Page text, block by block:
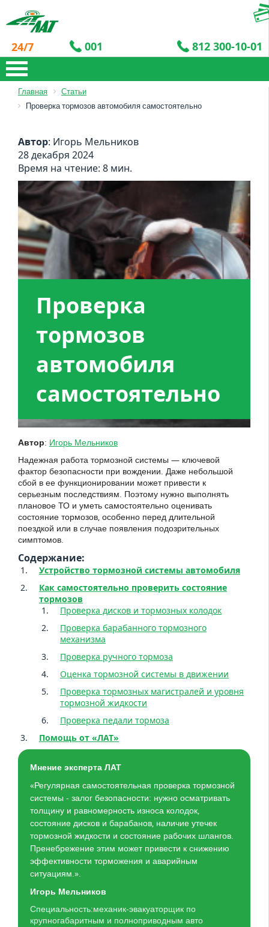
24/7 001
812 300-10-01
Главная
Статьи
Проверка тормозов автомобиля самостоятельно
Автор: Игорь Мельников
28 декабря 2024
Время на чтение: 8 мин.
Проверка
тормозов
автомобиля
самостоятельно
Автор: Игорь Мельников
Надежная работа тормозной системы — ключевой
фактор безопасности при вождении. Даже небольшой
сбой в ее функционировании может привести к
серьезным последствиям. Поэтому нужно выполнять
плановое ТО и уметь самостоятельно оценивать
состояние тормозов, особенно перед длительной
поездкой или в случае появления подозрительных
симптомов.
Содержание:
Устройство тормозной системы автомобиля
Как самостоятельно проверить состояние
тормозов
Проверка дисков и тормозных колодок
Проверка барабанного тормозного
механизма
Проверка ручного тормоза
Оценка тормозной системы в движении
Проверка тормозных магистралей и уровня
тормозной жидкости
Проверка педали тормоза
Помощь от «ЛАТ»
Мнение эксперта ЛАТ
«Регулярная самостоятельная проверка тормозной
системы - залог безопасности: нужно осматривать
толщину и равномерность износа колодок,
состояние дисков и барабанов, наличие утечек
тормозной жидкости и состояние рабочих шлангов.
Пренебрежение этим может привести к снижению
эффективности торможения и аварийным
ситуациям.».
Игорь Мельников
Специальность:механик-эвакуаторщик по
крупногабаритным и полноприводным авто